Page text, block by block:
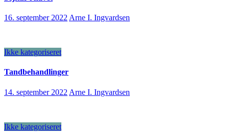
16. september 2022 Arne I. Ingvardsen
Ikke kategoriseret
Tandbehandlinger
14. september 2022 Arne I. Ingvardsen
Ikke kategoriseret